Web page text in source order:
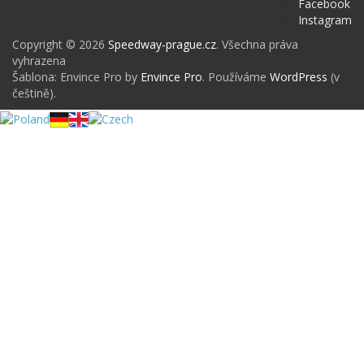
Facebook
Instagram
Copyright © 2026 Speedway-prague.cz. Všechna práva
vyhrazena
Šablona: Envince Pro by Envince Pro. Používáme WordPress (v
češtině).